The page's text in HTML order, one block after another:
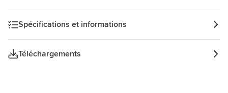
Spécifications et informations
Téléchargements